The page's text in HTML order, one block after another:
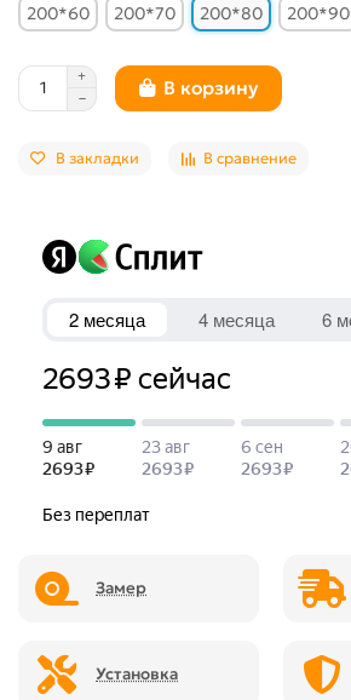
200*60
200*70 200*80 200*90
В корзину
В закладки В сравнение
Замер
Установка